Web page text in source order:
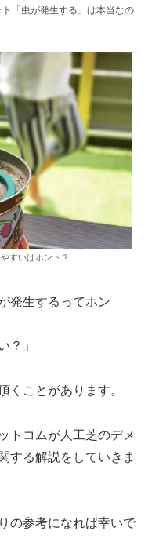
ト「虫が発生する」は本当なの
すいはホント？
発生するってホン
？」
くことがあります。
トコムが人工芝のデメ
する解説をしていきま
の参考になれば幸いで